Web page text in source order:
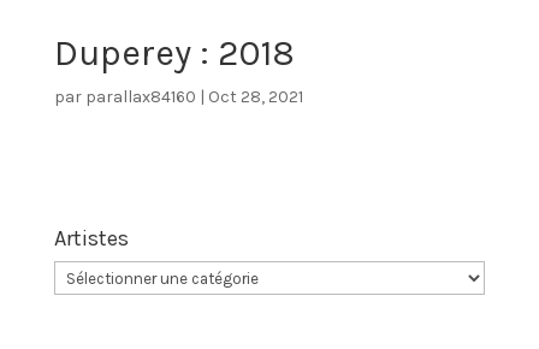
Duperey : 2018
par parallax84160 | Oct 28, 2021
Artistes